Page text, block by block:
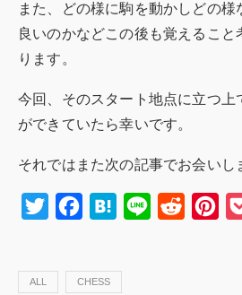
また、どの様に駒を動かしどの
良いのかなどこの後も覚えること
ります。
今回、そのスタート地点に立つ上
ができていたら幸いです。
それではまた次の記事でお会いし
Twitter Facebook
HatenaLine Reddit
ALL CHESS